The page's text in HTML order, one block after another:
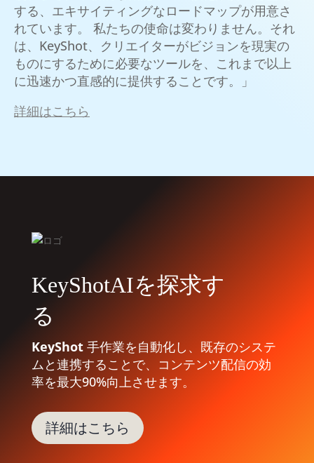
する、エキサイティングなロードマップが用意さ
れています。 私たちの使命は変わりません。それ
は、KeyShot、クリエイターがビジョンを現実の
ものにするために必要なツールを、これまで以上
に迅速かつ直感的に提供することです。」
詳細はこちら
KeyShotAIを探求す
る
KeyShot 手作業を自動化し、既存のシステ
ムと連携することで、コンテンツ配信の効
率を最大90%向上させます。
詳細はこちら